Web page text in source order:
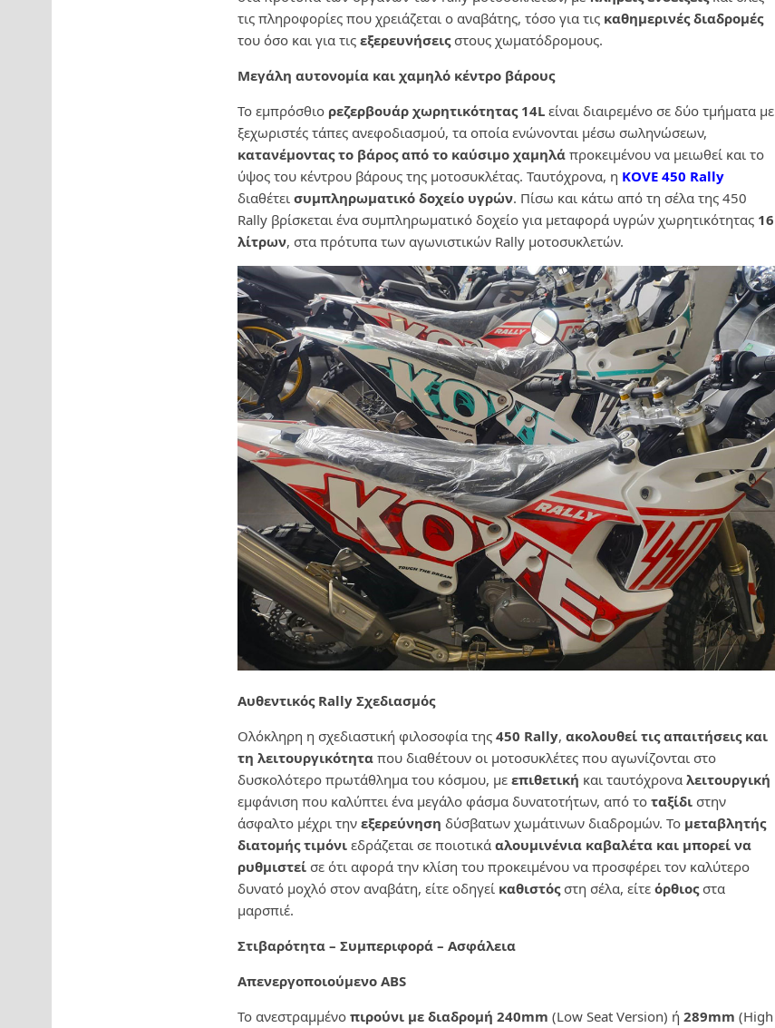
τις πληροφορίες που χρειάζεται ο αναβάτης, τόσο για τις καθημερινές διαδρομές
του όσο και για τις εξερευνήσεις στους χωματόδρομους.
Μεγάλη αυτονομία και χαμηλό κέντρο βάρους
Το εμπρόσθιο ρεζερβουάρ χωρητικότητας 14L είναι διαιρεμένο σε δύο τμήματα με
ξεχωριστές τάπες ανεφοδιασμού, τα οποία ενώνονται μέσω σωληνώσεων,
κατανέμοντας το βάρος από το καύσιμο χαμηλά προκειμένου να μειωθεί και το
ύψος του κέντρου βάρους της μοτοσυκλέτας. Ταυτόχρονα, η KOVE 450 Rally
διαθέτει συμπληρωματικό δοχείο υγρών. Πίσω και κάτω από τη σέλα της 450
Rally βρίσκεται ένα συμπληρωματικό δοχείο για μεταφορά υγρών χωρητικότητας 16
λίτρων, στα πρότυπα των αγωνιστικών Rally μοτοσυκλετών.
Αυθεντικός Rally Σχεδιασμός
Ολόκληρη η σχεδιαστική φιλοσοφία της 450 Rally, ακολουθεί τις απαιτήσεις και
τη λειτουργικότητα που διαθέτουν οι μοτοσυκλέτες που αγωνίζονται στο
δυσκολότερο πρωτάθλημα του κόσμου, με επιθετική και ταυτόχρονα λειτουργική
εμφάνιση που καλύπτει ένα μεγάλο φάσμα δυνατοτήτων, από το ταξίδι στην
άσφαλτο μέχρι την εξερεύνηση δύσβατων χωμάτινων διαδρομών. Το μεταβλητής
διατομής τιμόνι εδράζεται σε ποιοτικά αλουμινένια καβαλέτα και μπορεί να
ρυθμιστεί σε ότι αφορά την κλίση του προκειμένου να προσφέρει τον καλύτερο
δυνατό μοχλό στον αναβάτη, είτε οδηγεί καθιστός στη σέλα, είτε όρθιοςστα
μαρσπιέ.
Στιβαρότητα – Συμπεριφορά – Ασφάλεια
Απενεργοποιούμενο ABS
Το ανεστραμμένο πιρούνι με διαδρομή 240mm (Low Seat Version) ή 289mm (Ηigh